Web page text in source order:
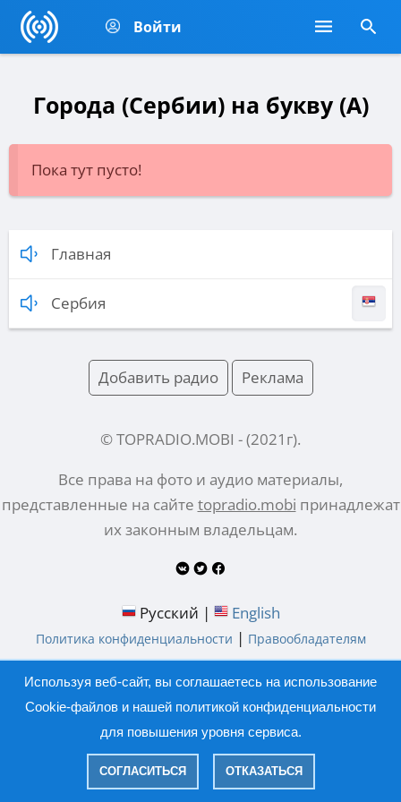
Войти
Города (Сербии) на букву (A)
Пока тут пусто!
Главная
Сербия
Добавить радио Реклама
© TOPRADIO.MOBI - (2021 г).
Все права на фото и аудио материалы,
представленные на сайте topradio.mobi принадлежат
их законным владельцам.
Русский | English
Политика конфиденциальности | Правообладателям
Используя веб-сайт, вы соглашаетесь на использование
Cookie-файлов и нашей политикой конфиденциальности
для повышения уровня сервиса.
СОГЛАСИТЬСЯ ОТКАЗАТЬСЯ